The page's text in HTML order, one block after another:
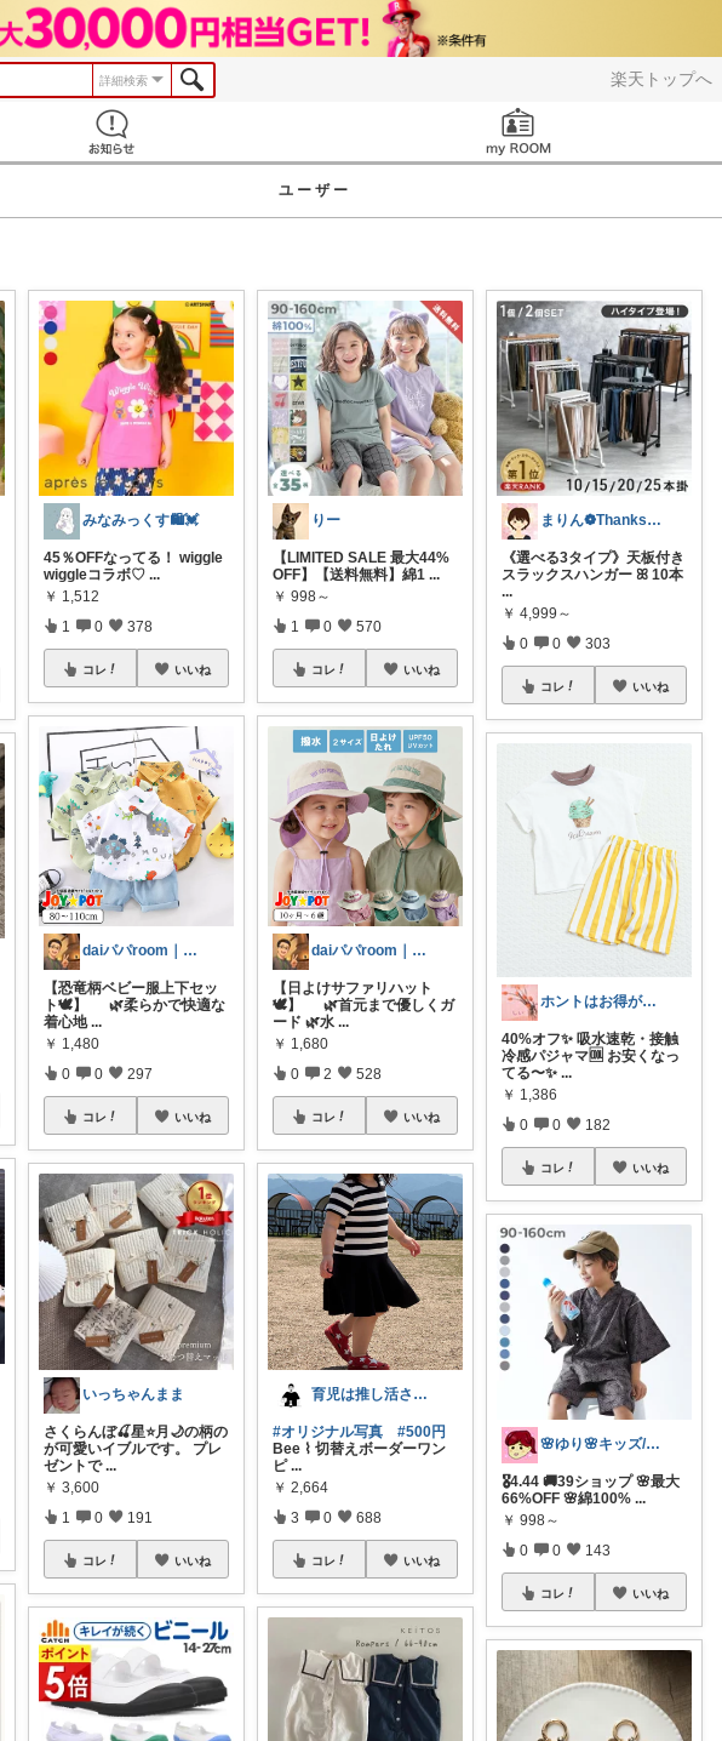
楽天トップへ
詳細検索
ユーザー
みなみっくす🛍️💓
45％OFFなってる！ wiggle
wiggleコラボ♡...
￥ 1,512
1 0 378
コレ いいね
daiパパroom｜育児×便利グッズ
【恐竜柄ベビー服上下セッ
ト🕊️】 🌿柔らかで快適な
着心地...
￥ 1,480
0 0 297
コレ いいね
いっちゃんまま
さくらんぼ🍒星⭐️月🌙の柄の
が可愛いイブルです。 プレ
ゼントで ...
￥ 3,600
1 0 191
コレ いいね
りー
【LIMITED SALE 最大44%
OFF】【送料無料】綿1 ...
￥ 998～
1 0 570
コレ いいね
daiパパroom｜育児×便利グッズ
【日よけサファリハット
🕊️】 🌿首元まで優しくガ
ード 🌿水 ...
￥ 1,680
0 2 528
コレ いいね
育児は推し活さん(元育農さん)
#オリジナル写真
#500円
Bee ⌇ 切替えボーダーワン
ピ ...
￥ 2,664
3 0 688
コレ いいね
まりん❁Thanks a lot‪ ❤︎
《選べる3タイプ》天板付き
スラックスハンガー ꕤ︎︎ 10本
...
￥ 4,999～
0 0 303
コレ いいね
ホントはお得がすき(⁠◠⁠‿⁠◕⁠)
40%オフ✨ 吸水速乾・接触
冷感パジャマ🆒 お安くなっ
てる〜✨ ...
￥ 1,386
0 0 182
コレ いいね
🌸ゆり🌸キッズ/ベビー/スイーツ/猫
🎖️4.44 🚚39ショップ 🌸最大
66%OFF 🌸綿100% ...
￥ 998～
0 0 143
コレ いいね